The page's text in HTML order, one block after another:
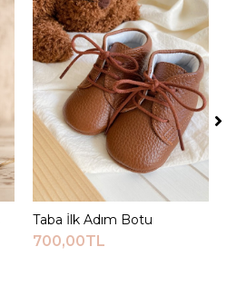
Sepete Ekle
Taba İlk Adım Botu
700,00TL